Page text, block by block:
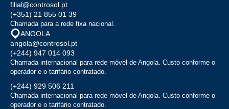
filial@controsol.pt
(+351) 21 855 01 39
Chamada para a rede fixa nacional.
ANGOLA
angola@controsol.pt
(+244) 947 014 093
Chamada internacional para rede móvel de Angola. Custo conforme o
operador e o tarifário contratado.
(+244) 929 506 211
Chamada internacional para rede móvel de Angola. Custo conforme o
operador e o tarifário contratado.